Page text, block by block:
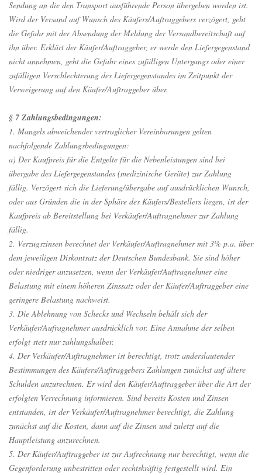
Sendung an die den Transport ausführende Person übergeben worden ist.
Wird der Versand auf Wunsch des Käufers/Auftraggebers verzögert, geht
die Gefahr mit der Absendung der Meldung der Versandbereitschaft auf
ihn über. Erklärt der Käufer/Auftraggeber, er werde den Liefergegenstand
nicht annehmen, geht die Gefahr eines zufälligen Untergangs oder einer
zufälligen Verschlechterung des Liefergegenstandes im Zeitpunkt der
Verweigerung auf den Käufer/Auftraggeber über.
§ 7 Zahlungsbedingungen:
1. Mangels abweichender vertraglicher Vereinbarungen gelten
nachfolgende Zahlungsbedingungen:
a) Der Kaufpreis für die Entgelte für die Nebenleistungen sind bei
übergabe des Liefergegenstandes (medizinische Geräte) zur Zahlung
fällig. Verzögert sich die Lieferung/übergabe auf ausdrücklichen Wunsch,
oder aus Gründen die in der Sphäre des Käufers/Bestellers liegen, ist der
Kaufpreis ab Bereitstellung bei Verkäufer/Auftragnehmer zur Zahlung
fällig.
2. Verzugszinsen berechnet der Verkäufer/Auftragnehmer mit 3% p.a. über
dem jeweiligen Diskontsatz der Deutschen Bundesbank. Sie sind höher
oder niedriger anzusetzen, wenn der Verkäufer/Auftragnehmer eine
Belastung mit einem höheren Zinssatz oder der Käufer/Auftraggeber eine
geringere Belastung nachweist.
3. Die Ablehnung von Schecks und Wechseln behält sich der
Verkäufer/Aufragnehmer ausdrücklich vor. Eine Annahme der selben
erfolgt stets nur zahlungshalber.
4. Der Verkäufer/Auftragnehmer ist berechtigt, trotz anderslautender
Bestimmungen des Käufers/Auftraggebers Zahlungen zunächst auf ältere
Schulden anzurechnen. Er wird den Käufer/Auftraggeber über die Art der
erfolgten Verrechnung informieren. Sind bereits Kosten und Zinsen
entstanden, ist der Verkäufer/Auftragnehmer berechtigt, die Zahlung
zunächst auf die Kosten, dann auf die Zinsen und zuletzt auf die
Hauptleistung anzurechnen.
5. Der Käufer/Auftraggeber ist zur Aufrechnung nur berechtigt, wenn die
Gegenforderung unbestritten oder rechtskräftig festgestellt wird. Ein